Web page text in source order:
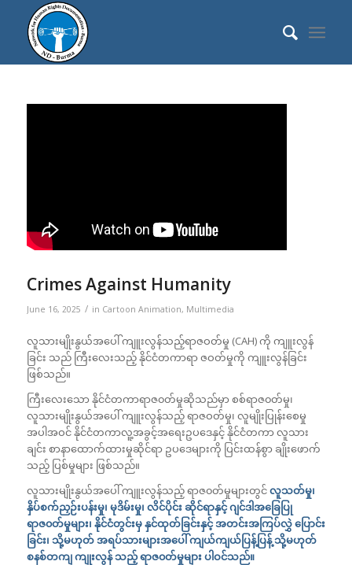
Crimes Against Humanity
June 16, 2025 / in Cartoon Animation, Multimedia
လူသားမျိုးနွယ်အပေါ် ကျူးလွန်သည့်ရာဇဝတ်မှု (CAH) ကို ကျူးလွန်
ခြင်း သည် ကြီးလေးသည့် နိုင်ငံတကာရာ ဇဝတ်မှုကို ကျူးလွန်ခြင်း
ဖြစ်သည်။
ကြီးလေးသော နိုင်ငံတကာရာဇ၀တ်မှုဆိုသည်မှာ စစ်ရာဇ၀တ်မှု၊
လူသားမျိုးနွယ်အပေါ် ကျူးလွန်သည့် ရာဇဝတ်မှု၊ လူမျိုးပြုန်းစေမှု
အပါအဝင် နိုင်ငံတကာလူ့အခွင့်အရေးဥပဒေနှင့် နိုင်ငံတကာ လူသား
ချင်း စာနာထောက်ထားမှုဆိုင်ရာ ဥပဒေများကို ပြင်းထန်စွာ ချိုးဖောက်
သည့် ပြစ်မှုများ ဖြစ်သည်။
လူသားမျိုးနွယ်အပေါ် ကျူးလွန်သည့် ရာဇ၀တ်မှုများတွင်လူသတ်မှု၊
နှိပ်စက်ညှဉ်းပန်းမှု၊ မုဒိမ်းမှု၊ လိင်ပိုင်း ဆိုင်ရာနှင့် ဂျင်ဒါအခြေပြု
ရာဇ၀တ်မှုများ၊ နိုင်ငံတွင်းမှ နှင်ထုတ်ခြင်းနှင့် အတင်းအကြပ်လွှဲ ပြောင်း
ခြင်း၊ သို့မဟုတ် အရပ်သားများအပေါ် ကျယ်ကျယ်ပြန့်ပြန့် သို့မဟုတ်
စနစ်တကျ ကျုးလွန် သည့် ရာဇ၀တ်မှုများ ပါဝင်သည်။